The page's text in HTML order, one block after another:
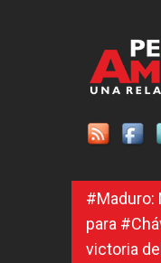
#Maduro:
para
victoria